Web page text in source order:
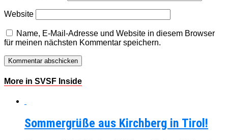
Website
Name, E-Mail-Adresse und Website in diesem Browser
für meinen nächsten Kommentar speichern.
More in SVSF Inside
Sommergrüße aus Kirchberg in Tirol!